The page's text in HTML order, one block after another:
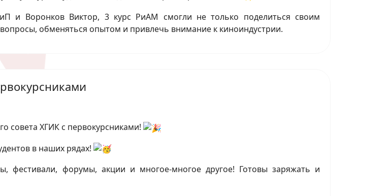
и Воронков Виктор, 3 курс РиАМ смогли не только поделиться своим
обменяться опытом и привлечь внимание к киноиндустрии.
совета ХГИК с первокурсниками!
в наших рядах!
фестивали, форумы, акции и многое-многое другое! Готовы заряжать и